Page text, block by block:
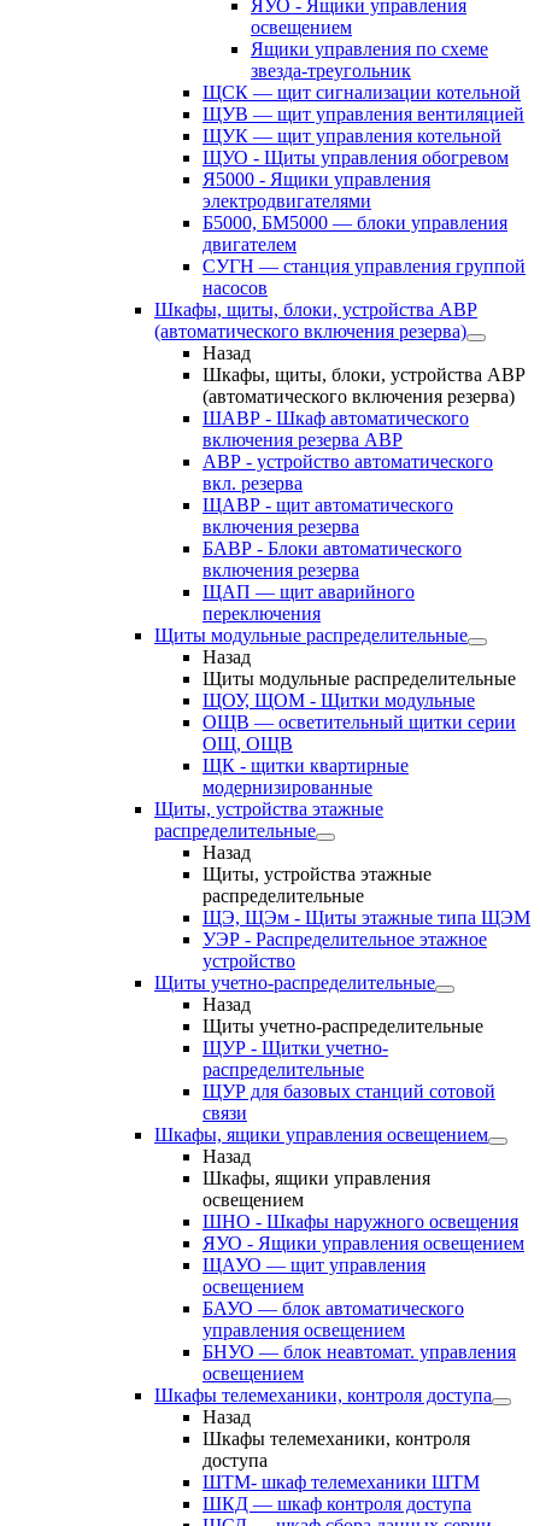
ЯУО - Ящики управления
освещением
Ящики управления по схеме
звезда-треугольник
ЩСК — щит сигнализации котельной
ЩУВ — щит управления вентиляцией
ЩУК — щит управления котельной
ЩУО - Щиты управления обогревом
Я5000 - Ящики управления
электродвигателями
Б5000, БМ5000 — блоки управления
двигателем
СУГН — станция управления группой
насосов
Шкафы, щиты, блоки, устройства АВР
(автоматического включения резерва)
Назад
Шкафы, щиты, блоки, устройства АВР
(автоматического включения резерва)
ШАВР - Шкаф автоматического
включения резерва АВР
АВР - устройство автоматического
вкл. резерва
ЩАВР - щит автоматического
включения резерва
БАВР - Блоки автоматического
включения резерва
ЩАП — щит аварийного
переключения
Щиты модульные распределительные
Назад
Щиты модульные распределительные
ЩОУ, ЩОМ - Щитки модульные
ОЩВ — осветительный щитки серии
ОЩ, ОЩВ
ЩК - щитки квартирные
модернизированные
Щиты, устройства этажные
распределительные
Назад
Щиты, устройства этажные
распределительные
ЩЭ, ЩЭм - Щиты этажные типа ЩЭМ
УЭР - Распределительное этажное
устройство
Щиты учетно-распределительные
Назад
Щиты учетно-распределительные
ЩУР - Щитки учетно-
распределительные
ЩУР для базовых станций сотовой
связи
Шкафы, ящики управления освещением
Назад
Шкафы, ящики управления
освещением
ШНО - Шкафы наружного освещения
ЯУО - Ящики управления освещением
ЩАУО — щит управления
освещением
БАУО — блок автоматического
управления освещением
БНУО — блок неавтомат. управления
освещением
Шкафы телемеханики, контроля доступа
Назад
Шкафы телемеханики, контроля
доступа
ШТМ- шкаф телемеханики ШТМ
ШКД — шкаф контроля доступа